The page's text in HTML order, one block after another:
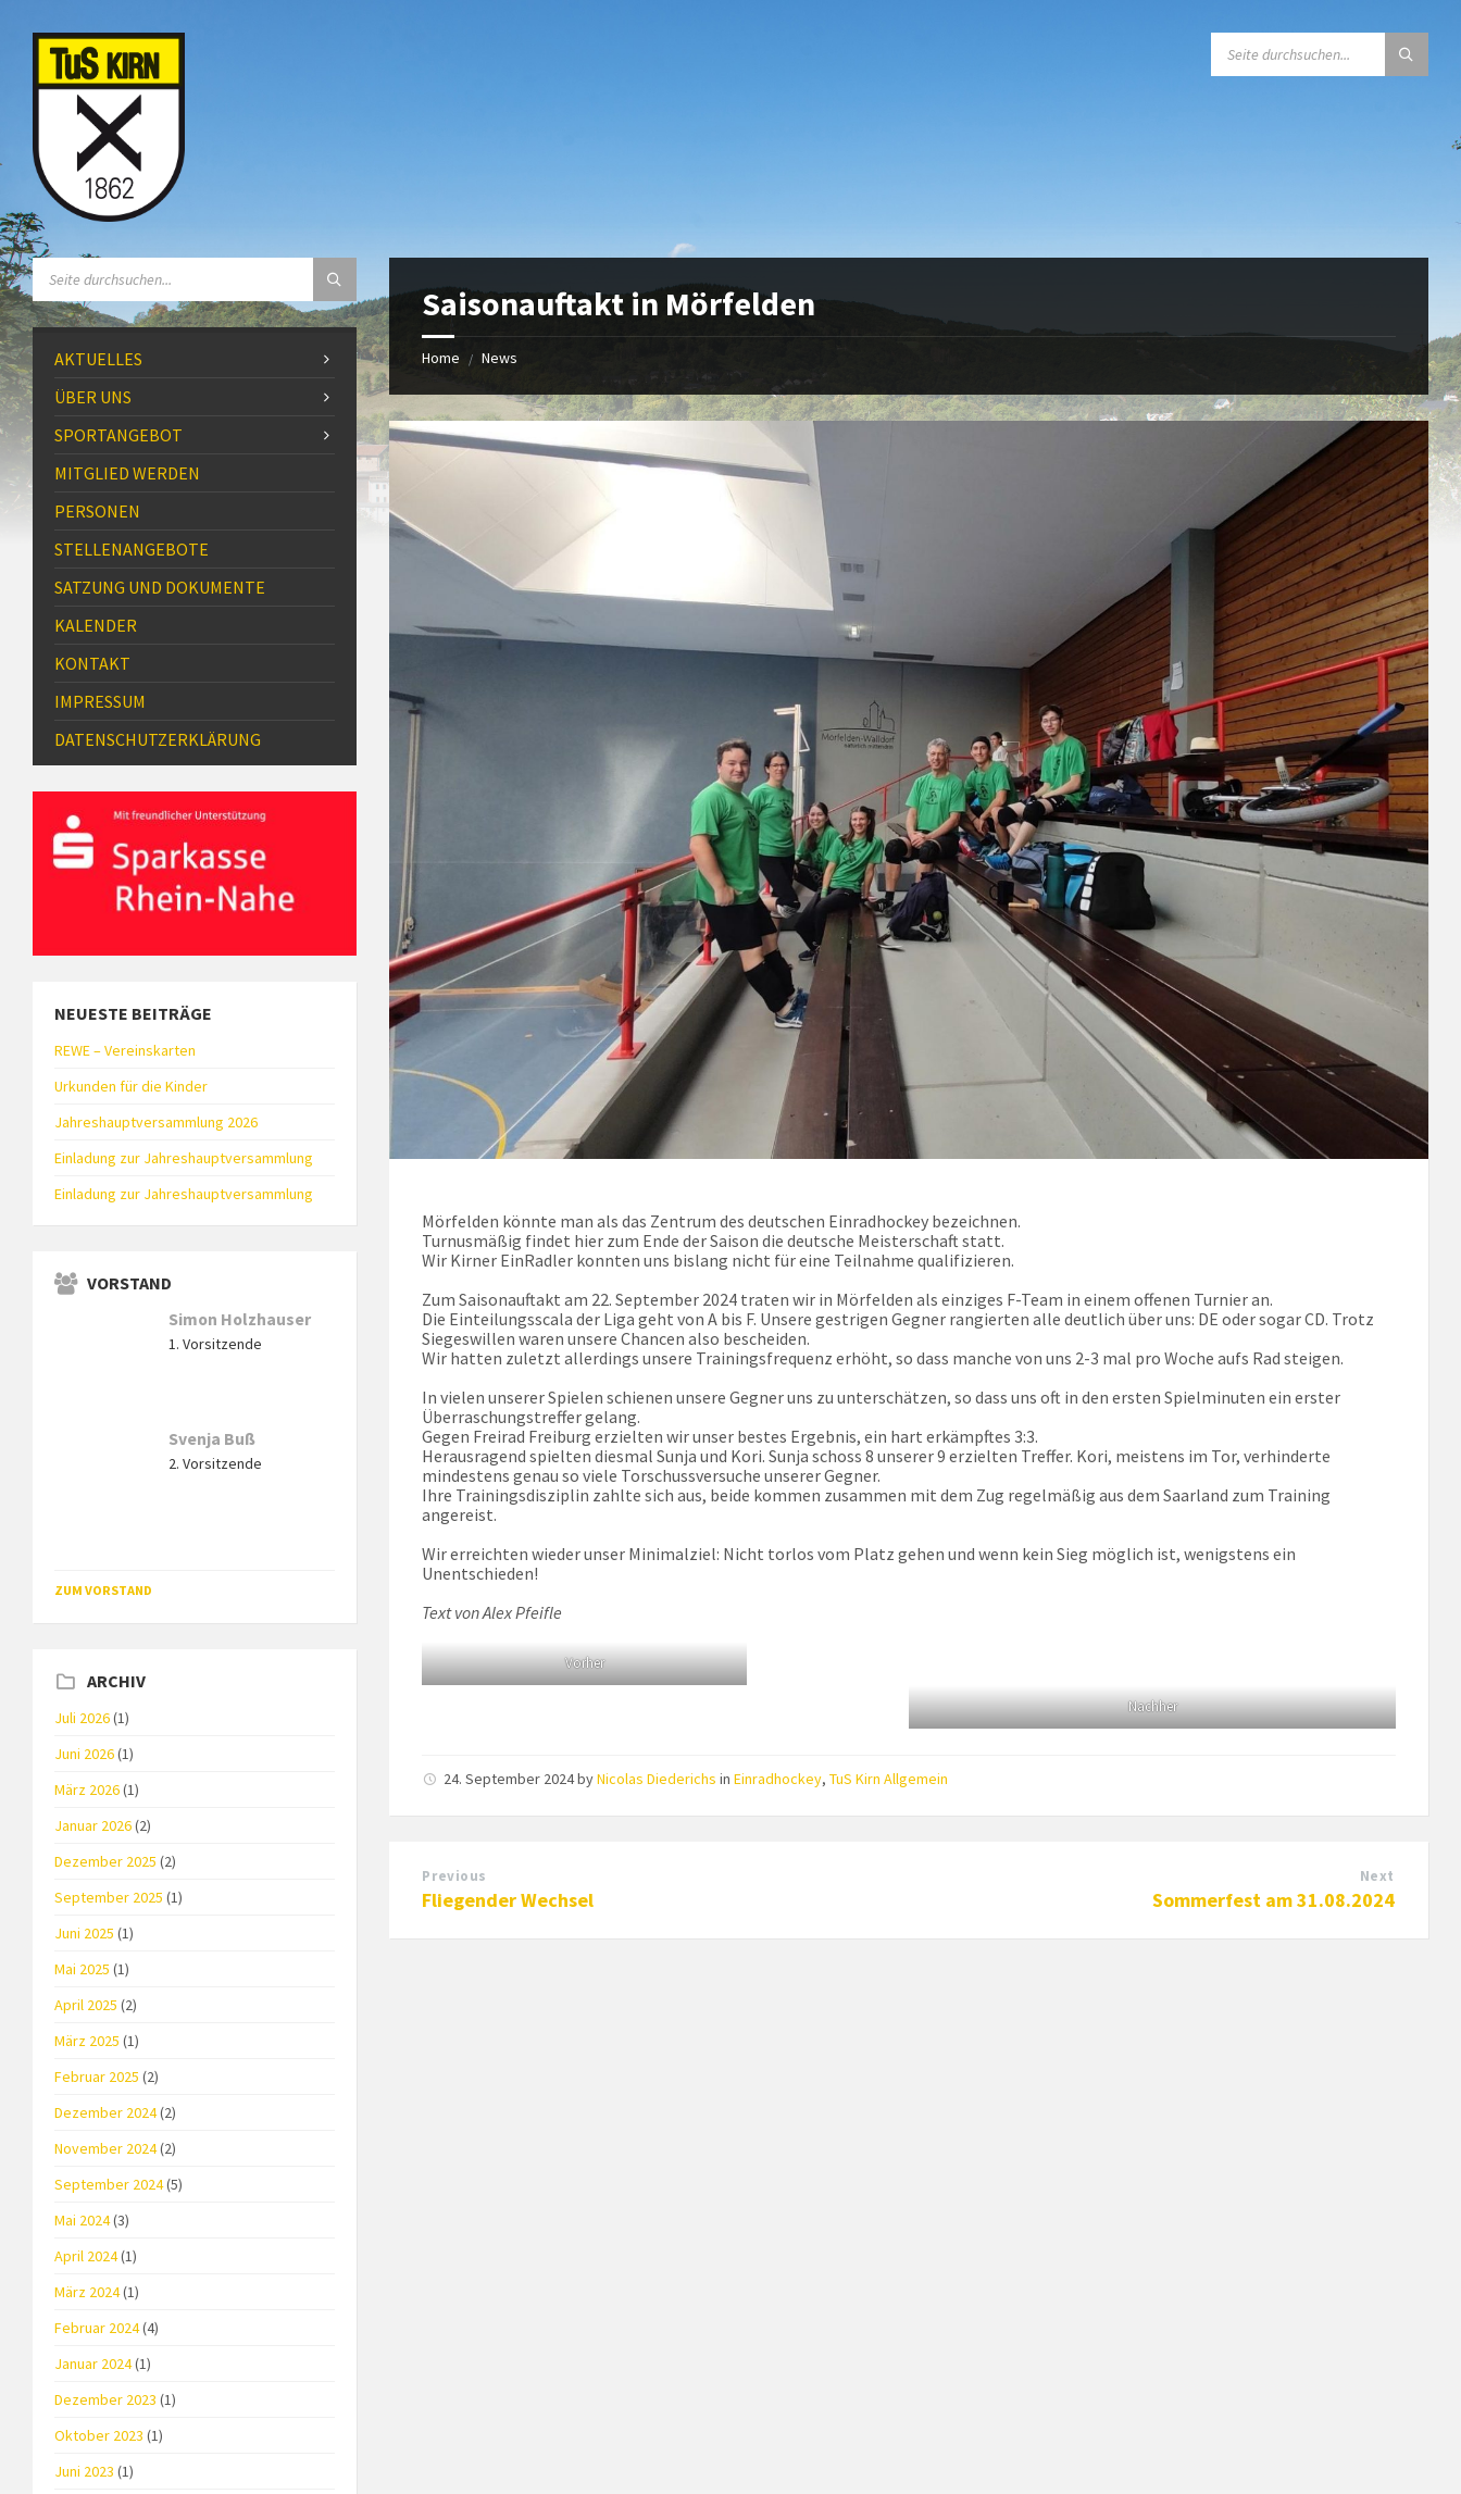
content
Saisonauftakt in Mörfelden
Home / News
Mörfelden könnte man als das Zentrum des deutschen Einradhockey bezeichnen.
Turnusmäßig findet hier zum Ende der Saison die deutsche Meisterschaft statt.
Wir Kirner EinRadler konnten uns bislang nicht für eine Teilnahme qualifizieren.
Zum Saisonauftakt am 22. September 2024 traten wir in Mörfelden als einziges F-Team in einem offenen Turnier an.
Die Einteilungsscala der Liga geht von A bis F. Unsere gestrigen Gegner rangierten alle deutlich über uns: DE oder sogar CD. Trotz
Siegeswillen waren unsere Chancen also bescheiden.
Wir hatten zuletzt allerdings unsere Trainingsfrequenz erhöht, so dass manche von uns 2-3 mal pro Woche aufs Rad steigen.
In vielen unserer Spielen schienen unsere Gegner uns zu unterschätzen, so dass uns oft in den ersten Spielminuten ein erster
Überraschungstreffer gelang.
Gegen Freirad Freiburg erzielten wir unser bestes Ergebnis, ein hart erkämpftes 3:3.
Herausragend spielten diesmal Sunja und Kori. Sunja schoss 8 unserer 9 erzielten Treffer. Kori, meistens im Tor, verhinderte
mindestens genau so viele Torschussversuche unserer Gegner.
Ihre Trainingsdisziplin zahlte sich aus, beide kommen zusammen mit dem Zug regelmäßig aus dem Saarland zum Training
angereist.
Wir erreichten wieder unser Minimalziel: Nicht torlos vom Platz gehen und wenn kein Sieg möglich ist, wenigstens ein
Unentschieden!
Text von Alex Pfeifle
Vorher
Nachher
24. September 2024byNicolas Diederichs inEinradhockey,TuS Kirn Allgemein
Previous
Fliegender Wechsel
Next
Sommerfest am 31.08.2024
SEARCH:
AKTUELLES
ÜBER UNS
SPORTANGEBOT
MITGLIED WERDEN
PERSONEN
STELLENANGEBOTE
SATZUNG UND DOKUMENTE
KALENDER
KONTAKT
IMPRESSUM
DATENSCHUTZ­ERKLÄRUNG
NEUESTE BEITRÄGE
REWE – Vereinskarten
Urkunden für die Kinder
Jahreshauptversammlung 2026
Einladung zur Jahreshauptversammlung
Einladung zur Jahreshauptversammlung
VORSTAND
Simon Holzhauser
1. Vorsitzende
Svenja Buß
2. Vorsitzende
ZUM VORSTAND
ARCHIV
Juli 2026(1)
Juni 2026(1)
März 2026(1)
Januar 2026(2)
Dezember 2025 (2)
September 2025 (1)
Juni 2025 (1)
Mai 2025 (1)
April 2025 (2)
März 2025 (1)
Februar 2025 (2)
Dezember 2024(2)
November 2024(2)
September 2024(5)
Mai 2024(3)
April 2024(1)
März 2024(1)
Februar 2024(4)
Januar 2024(1)
Dezember 2023 (1)
Oktober 2023 (1)
Juni 2023 (1)